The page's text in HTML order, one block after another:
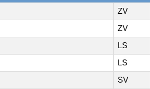
ZV
ZV
LS
LS
SV